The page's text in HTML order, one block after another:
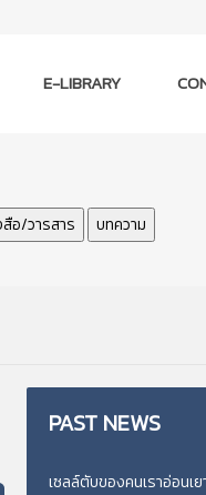
E-LIBRARY
อ/วารสาร บทความ
PAST NEWS
เซลล์ตับของคนเราอ่อนเ